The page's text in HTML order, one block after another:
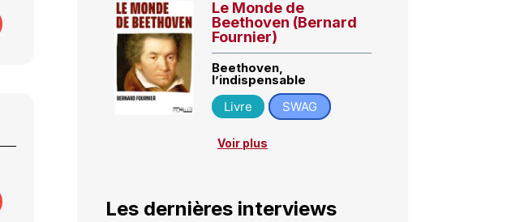
Le Monde de
Beethoven (Bernard
Fournier)
Beethoven,
l’indispensable
Livre
SWAG
Voir plus
Les dernières interviews